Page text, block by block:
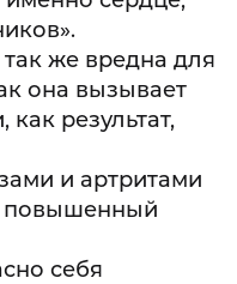
же вредна для
она вызывает
результат,
и артритами
повышенный
себя